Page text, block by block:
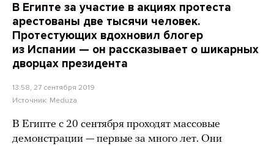
В Египте за участие в акциях протеста
арестованы две тысячи человек.
Протестующих вдохновил блогер
из Испании — он рассказывает о шикарных
дворцах президента
13:58, 27 сентября 2019
Источник: Meduza
В Египте с 20 сентября проходят массовые
демонстрации — первые за много лет. Они